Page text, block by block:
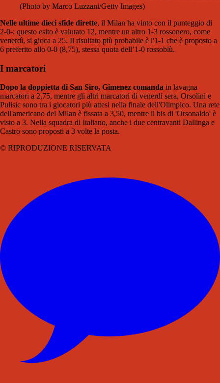
(Photo by Marco Luzzani/Getty Images)
Nelle ultime dieci sfide dirette, il Milan ha vinto con il punteggio di
2-0-: questo esito è valutato 12, mentre un altro 1-3 rossonero, come
venerdì, si gioca a 25. Il risultato più probabile è l'1-1 che è proposto a
6 preferito allo 0-0 (8,75), stessa quota dell’1-0 rossoblù.
I marcatori
Dopo la doppietta di San Siro, Gimenez comanda in lavagna
marcatori a 2,75, mentre gli altri marcatori di venerdì sera, Orsolini e
Pulisic sono tra i giocatori più attesi nella finale dell'Olimpico. Una rete
dell'americano del Milan è fissata a 3,50, mentre il bis di 'Orsonaldo' è
visto a 3. Nella squadra di Italiano, anche i due centravanti Dallinga e
Castro sono proposti a 3 volte la posta.
© RIPRODUZIONE RISERVATA